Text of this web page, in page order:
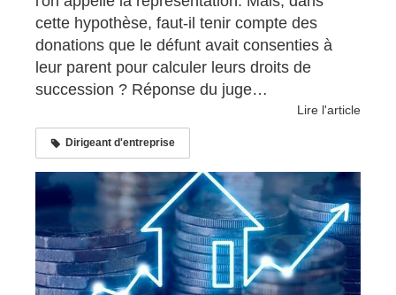
cette hypothèse, faut-il tenir compte des
donations que le défunt avait consenties à
leur parent pour calculer leurs droits de
succession ? Réponse du juge…
Lire l'article
Dirigeant d'entreprise